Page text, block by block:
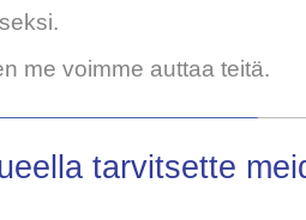
me voimme auttaa teitä.
tarvitsette